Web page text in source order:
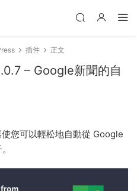
插件 正文
– Google新聞的自
您可以輕松地自動從 Google